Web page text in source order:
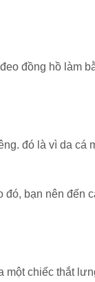
đồng hồ làm
đó là vì da cá
đó, bạn nên đến
một chiếc thắt